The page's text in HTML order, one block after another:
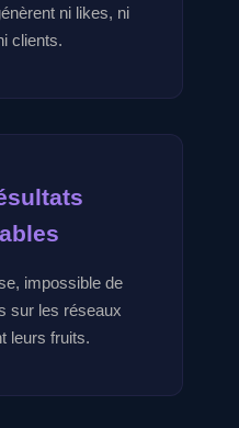
ni likes, ni
clients.
impossible de
sur les réseaux
leurs fruits.